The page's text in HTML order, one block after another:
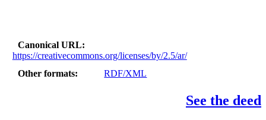
Canonical URL
https://creativecommons.org/licenses/by/2.5/ar/
Other formats
RDF/XML
See the deed